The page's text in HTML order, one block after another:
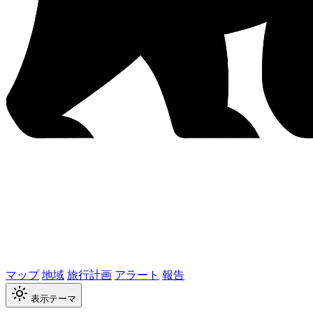
マップ地域旅行計画 アラート 報告
表示テーマ